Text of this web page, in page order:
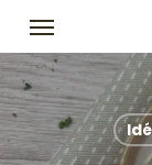
Skip
main
content
Menu